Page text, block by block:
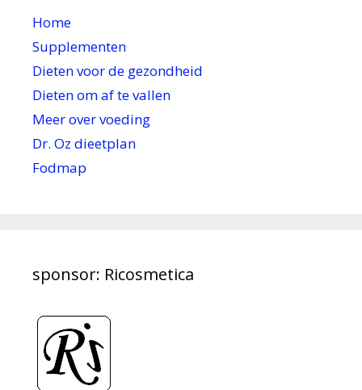
Home
Supplementen
Dieten voor de gezondheid
Dieten om af te vallen
Meer over voeding
Dr. Oz dieetplan
Fodmap
sponsor: Ricosmetica